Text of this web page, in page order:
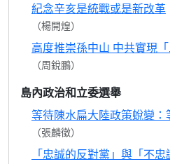
紀念辛亥是統戰或是新改革
（楊開煌）
高度推崇孫中山 中共實現
（周銳鵬）
島內政治和立委選舉
等待陳水扁大陸政策蛻變：
（張麟徵）
「忠誠的反對黨」與「不忠